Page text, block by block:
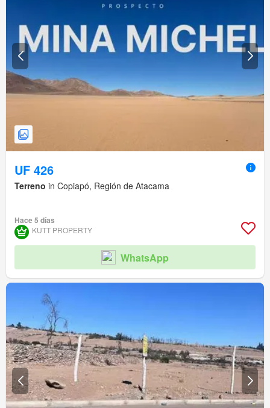
UF 426
Terreno in Copiapó, Región de Atacama
Hace 5 días
KUTT PROPERTY
WhatsApp